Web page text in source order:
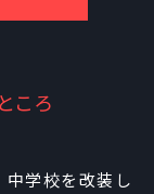
ころ
中学校を改装し